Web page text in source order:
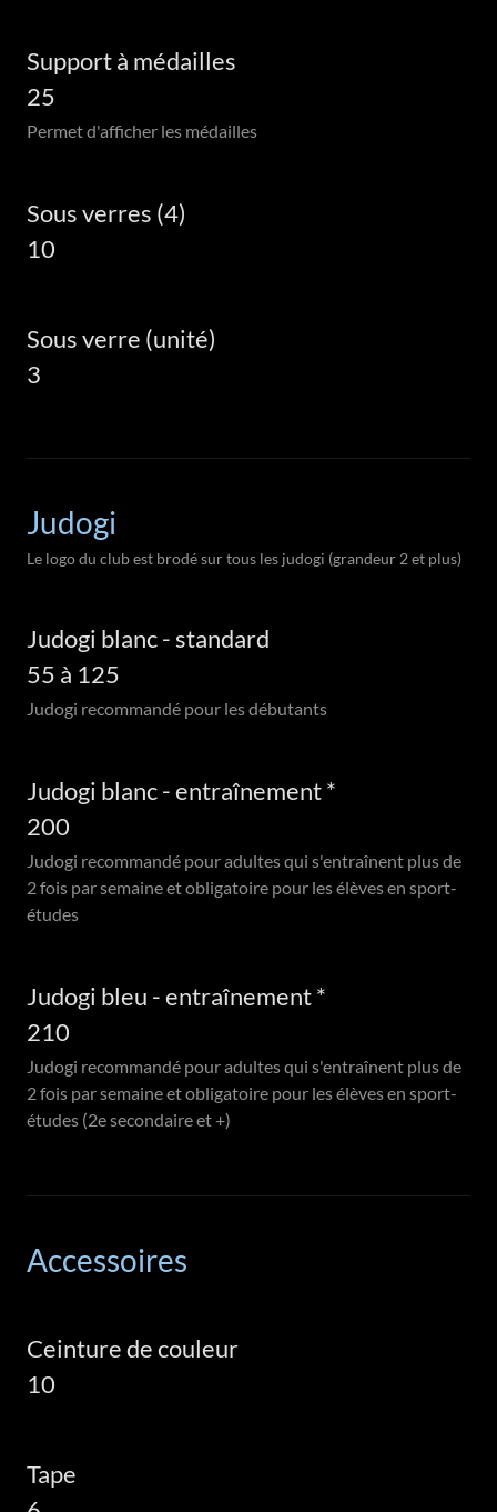
Support à médailles
25
Permet d'afficher les médailles
Sous verres (4)
10
Sous verre (unité)
3
Judogi
Le logo du club est brodé sur tous les judogi (grandeur 2 et plus)
Judogi blanc - standard
55 à 125
Judogi recommandé pour les débutants
Judogi blanc - entraînement *
200
Judogi recommandé pour adultes qui s'entraînent plus de
2 fois par semaine et obligatoire pour les élèves en sport-
études
Judogi bleu - entraînement *
210
Judogi recommandé pour adultes qui s'entraînent plus de
2 fois par semaine et obligatoire pour les élèves en sport-
études (2e secondaire et +)
Accessoires
Ceinture de couleur
10
Tape